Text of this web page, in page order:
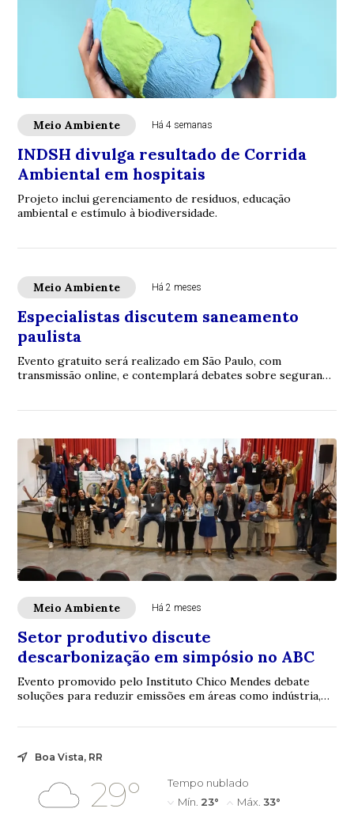
Meio Ambiente Há 4 semanas
INDSH divulga resultado de Corrida
Ambiental em hospitais
Projeto inclui gerenciamento de resíduos, educação
ambiental e estímulo à biodiversidade.
Meio Ambiente Há 2 meses
Especialistas discutem saneamento
paulista
Evento gratuito será realizado em São Paulo, com
transmissão online, e contemplará debates sobre segurança
Meio Ambiente Há 2 meses
Setor produtivo discute
descarbonização em simpósio no ABC
Evento promovido pelo Instituto Chico Mendes debate
soluções para reduzir emissões em áreas como indústria,
Boa Vista, RR
29°
Tempo nublado
Mín. 23° Máx. 33°